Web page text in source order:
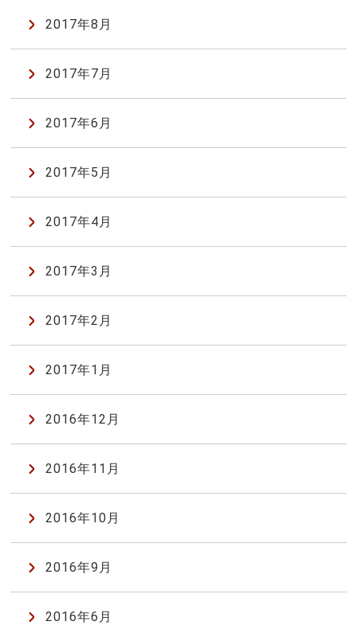
2017年8月
2017年7月
2017年6月
2017年5月
2017年4月
2017年3月
2017年2月
2017年1月
2016年12月
2016年11月
2016年10月
2016年9月
2016年6月